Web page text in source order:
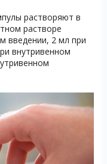
растворяют в
растворе
введении, 2 мл при
внутривенном